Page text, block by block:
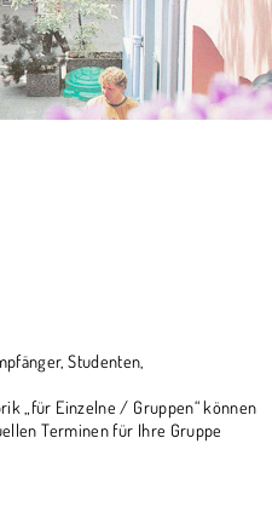
Studenten,
„für Einzelne / Gruppen“ können
Terminen für Ihre Gruppe